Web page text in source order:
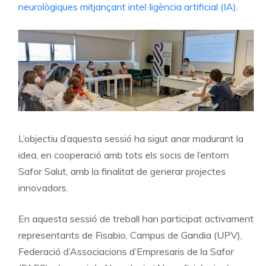
neurològiques mitjançant intel·ligència artificial (IA)
L’objectiu d’aquesta sessió ha sigut anar madurant la
idea, en cooperació amb tots els socis de l’entorn
Safor Salut, amb la finalitat de generar projectes
innovadors.
En aquesta sessió de treball han participat activament
representants de Fisabio, Campus de Gandia (UPV),
Federació d’Associacions d’Empresaris de la Safor